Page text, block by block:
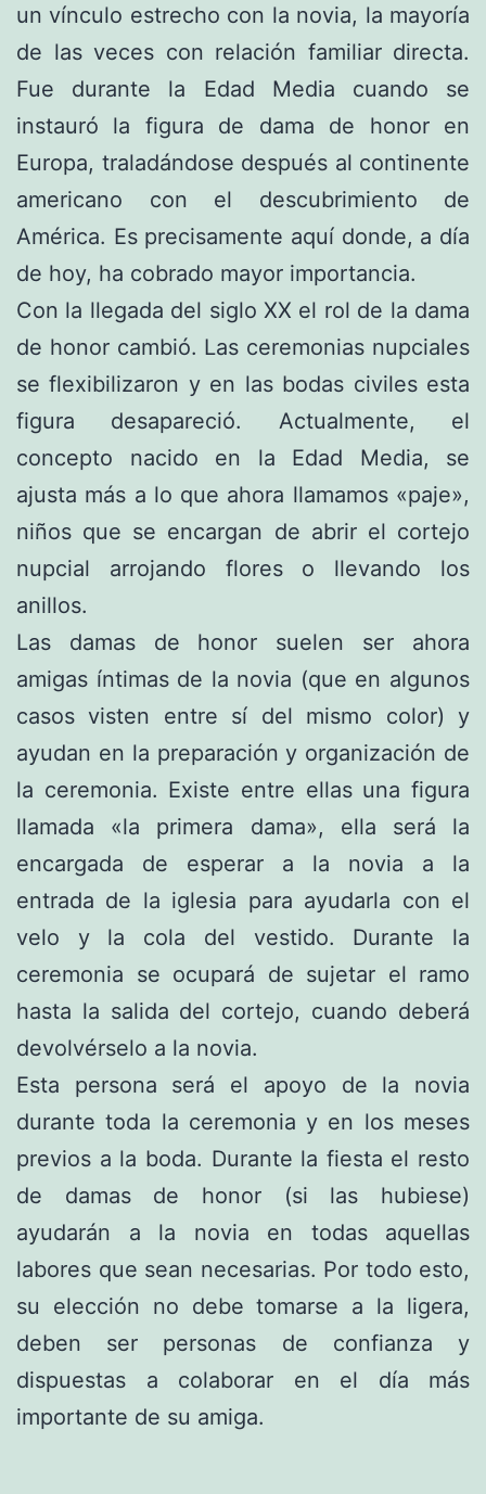
un vínculo estrecho con la novia, la mayoría
de las veces con relación familiar directa.
Fue durante la Edad Media cuando se
instauró la figura de dama de honor en
Europa, traladándose después al continente
americano con el descubrimiento de
América. Es precisamente aquí donde, a día
de hoy, ha cobrado mayor importancia.
Con la llegada del siglo XX el rol de la dama
de honor cambió. Las ceremonias nupciales
se flexibilizaron y en las bodas civiles esta
figura desapareció. Actualmente, el
concepto nacido en la Edad Media, se
ajusta más a lo que ahora llamamos «paje»,
niños que se encargan de abrir el cortejo
nupcial arrojando flores o llevando los
anillos.
Las damas de honor suelen ser ahora
amigas íntimas de la novia (que en algunos
casos visten entre sí del mismo color) y
ayudan en la preparación y organización de
la ceremonia. Existe entre ellas una figura
llamada «la primera dama», ella será la
encargada de esperar a la novia a la
entrada de la iglesia para ayudarla con el
velo y la cola del vestido. Durante la
ceremonia se ocupará de sujetar el ramo
hasta la salida del cortejo, cuando deberá
devolvérselo a la novia.
Esta persona será el apoyo de la novia
durante toda la ceremonia y en los meses
previos a la boda. Durante la fiesta el resto
de damas de honor (si las hubiese)
ayudarán a la novia en todas aquellas
labores que sean necesarias. Por todo esto,
su elección no debe tomarse a la ligera,
deben ser personas de confianza y
dispuestas a colaborar en el día más
importante de su amiga.